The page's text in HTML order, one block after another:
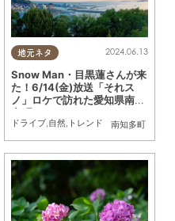
地元ネタ
南知多町
2024.06.13
Snow Man・目黒蓮さんが来
た！6/14(金)放送「それス
ノ」ロケで訪れた愛知県南知
多町とは
ドライブ,自然, トレンド